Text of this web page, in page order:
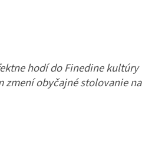
hodí do Finedine kultúry
zmení obyčajné stolovanie na